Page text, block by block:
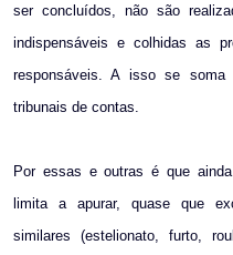
ser concluídos, não são
indispensáveis e colhidas as
responsáveis. A isso se soma
tribunais de contas.
Por essas e outras é que
limita a apurar, quase que
similares (estelionato, furto,